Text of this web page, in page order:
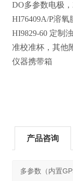
DO多参数电极
HI76409A/P溶氧
HI9829-60 定制
准校准杯，其他
仪器携带箱
产品咨询